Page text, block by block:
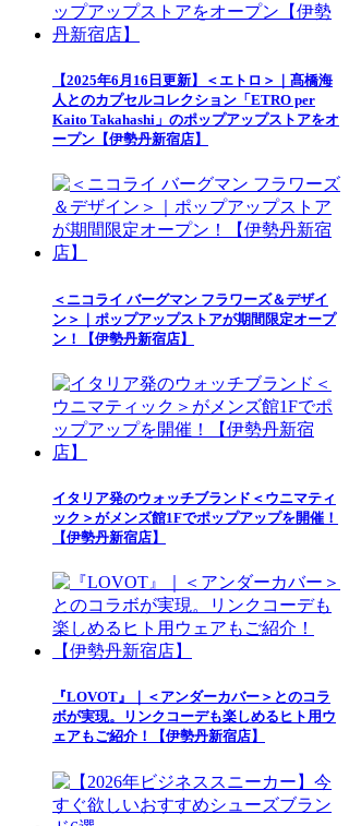
【2025年6月16日更新】＜エトロ＞｜髙橋海
人とのカプセルコレクション「ETRO per
Kaito Takahashi」のポップアップストアをオ
ープン【伊勢丹新宿店】
＜ニコライ バーグマン フラワーズ＆デザイ
ン＞｜ポップアップストアが期間限定オープ
ン！【伊勢丹新宿店】
イタリア発のウォッチブランド＜ウニマティ
ック＞がメンズ館1Fでポップアップを開催！
【伊勢丹新宿店】
『LOVOT』｜＜アンダーカバー＞とのコラ
ボが実現。リンクコーデも楽しめるヒト用ウ
ェアもご紹介！【伊勢丹新宿店】